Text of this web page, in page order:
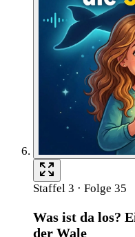
Staffel 3 · Folge 35
Was ist da los?
der Wale